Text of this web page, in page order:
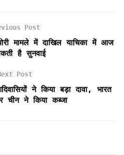
l
Post
मामले में दाखिल याचिका में आज
है सुनवाई
Post
ने किया बड़ा दावा, भारत
चीन ने किया कब्जा